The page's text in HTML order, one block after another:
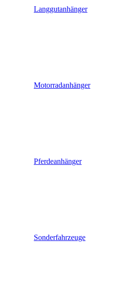
Langgutanhänger
Motorradanhänger
Pferdeanhänger
Sonderfahrzeuge